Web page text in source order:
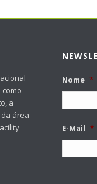
a
área
Nome *
E-Mail *